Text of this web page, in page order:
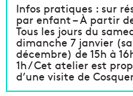
Infos pratiques : sur
par enfant – À partir
Tous les jours du
dimanche 7 janvier
décembre) de 15h à
1h / Cet atelier est
d’une visite de